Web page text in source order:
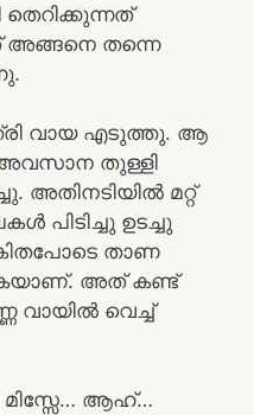
തെറിക്കുന്നത്
തന്നെ
വായ എടുത്തു. ആ
അവസാന തുള്ളി
അതിനടിയിൽ മറ്റ്
പിടിച്ചു ഉടച്ചു
താണ
അത് കണ്ട്
വായിൽ വെച്ച്
ആഹ്…